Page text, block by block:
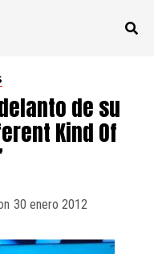
de su
Kind Of
30 enero 2012